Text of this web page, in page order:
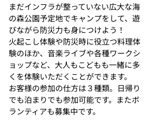
まだインフラが整っていない広大な海
の森公園予定地でキャンプをして、遊
びながら防災力も身につけよう！
火起こし体験や防災時に役立つ料理体
験のほか、音楽ライブや各種ワークシ
ョップなど、大人もこどもも一緒に多
くを体験いただくことができます。
お客様の参加の仕方は３種類。日帰り
でも泊まりでも参加可能です。またボ
ランティアも募集中です。